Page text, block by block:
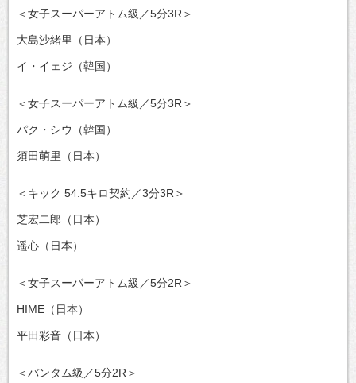
＜女子スーパーアトム級／5分3R＞
大島沙緒里（日本）
イ・イェジ（韓国）
＜女子スーパーアトム級／5分3R＞
パク・シウ（韓国）
須田萌里（日本）
＜キック 54.5キロ契約／3分3R＞
芝宏二郎（日本）
遥心（日本）
＜女子スーパーアトム級／5分2R＞
HIME（日本）
平田彩音（日本）
＜バンタム級／5分2R＞